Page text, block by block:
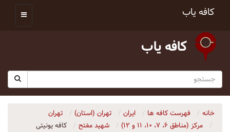
کافه یاب
کافه یاب
خانه فهرست کافه ها ایران تهران (استان)
تهران
مرکز (مناطق ۶، ۷، ۱۰، ۱۱ و ۱۲)
شهید مفتح کافه یونیتی